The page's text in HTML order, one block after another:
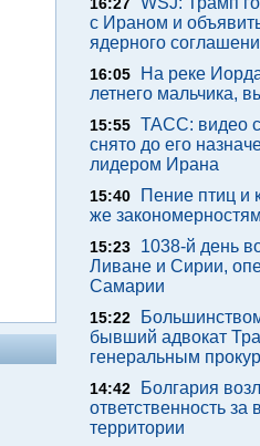
с Ираном и
ядерного
16:05
На реке
летнего мальчика,
15:55 ТАСС: видео
снято до его
лидером Ирана
15:40
Пение птиц и
же
15:23
1038-й день
Ливане и Сирии,
Самарии
15:22
бывший адвокат
генеральным
14:42
Болгария
ответственность
территории